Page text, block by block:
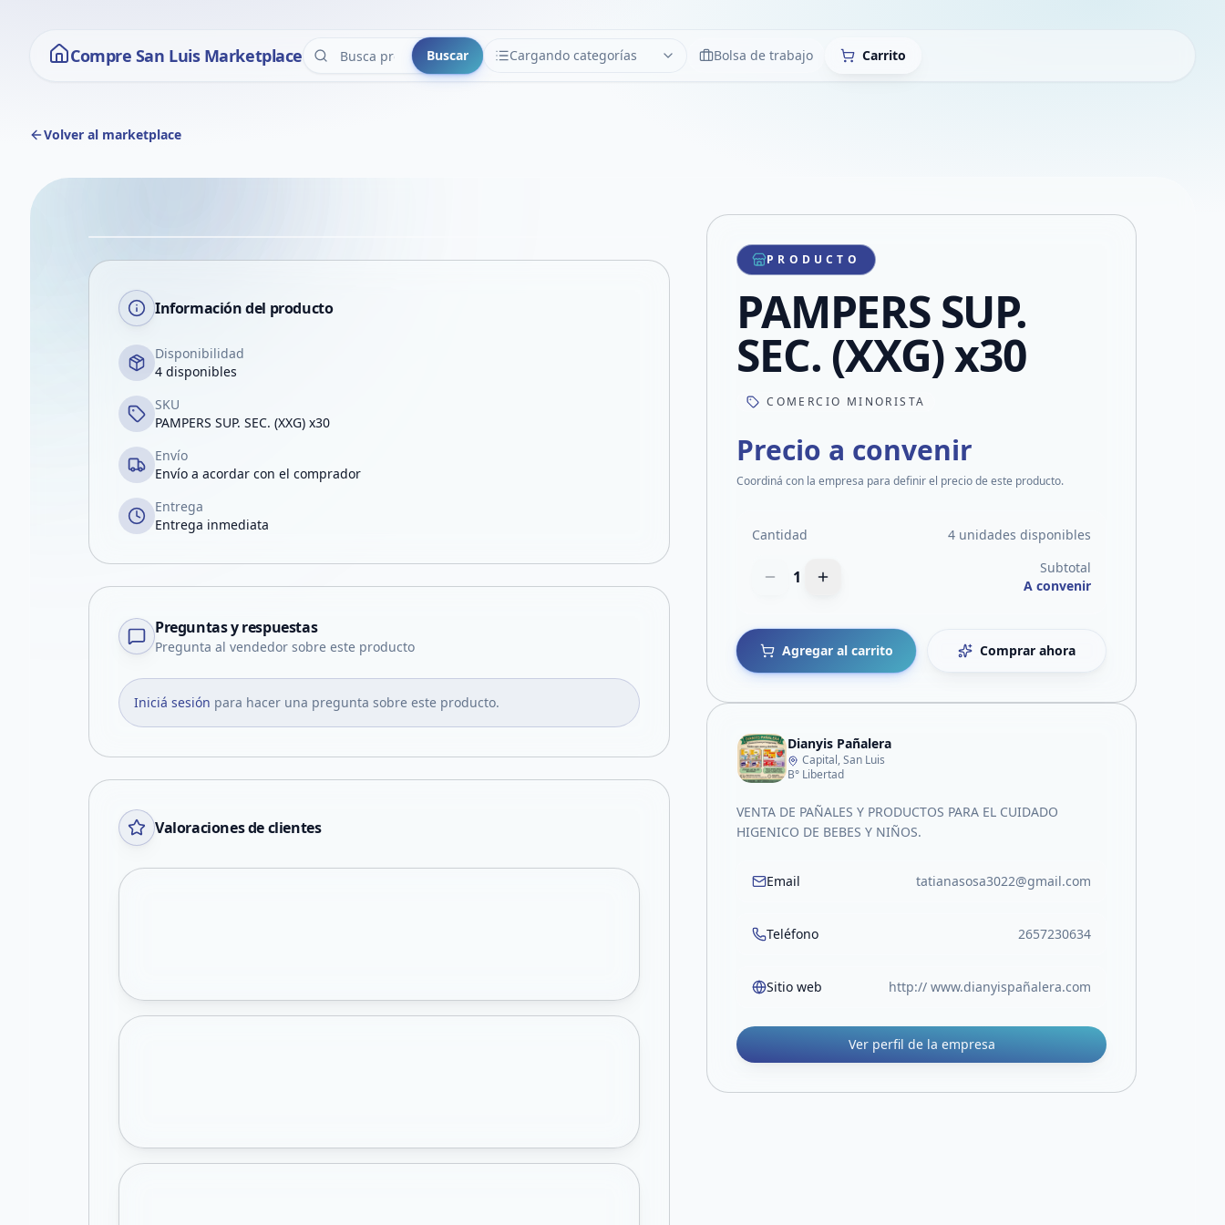
Compre San Luis Marketplace Buscar Cargando categorías
CATEGORÍAS LimpiarBolsa de trabajo Carrito
Volver al marketplace
VER EN PANTALLA COMPLETA
Compartir producto
Compartir por WhatsApp
Compartir por mail
Compartir en Facebook
Compartir en X
Información del producto
Disponibilidad
4 disponibles
SKU
PAMPERS SUP. SEC. (XXG) x30
Envío
Envío a acordar con el comprador
Entrega
Entrega inmediata
Preguntas y respuestas
Pregunta al vendedor sobre este producto
Iniciá sesión para hacer una pregunta sobre este producto.
Valoraciones de clientes
PRODUCTO
PAMPERS SUP.
SEC. (XXG) x30
COMERCIO MINORISTA
Precio a convenir
Coordiná con la empresa para definir el precio de este producto.
Cantidad 4 unidades disponibles
1
Subtotal
A convenir
Agregar al carrito Comprar ahora
Dianyis Pañalera
Capital, San Luis
B° Libertad
VENTA DE PAÑALES Y PRODUCTOS PARA EL CUIDADO
HIGENICO DE BEBES Y NIÑOS.
Email tatianasosa3022@gmail.com
Teléfono 2657230634
Sitio web http:// www.dianyispañalera.com
Ver perfil de la empresa